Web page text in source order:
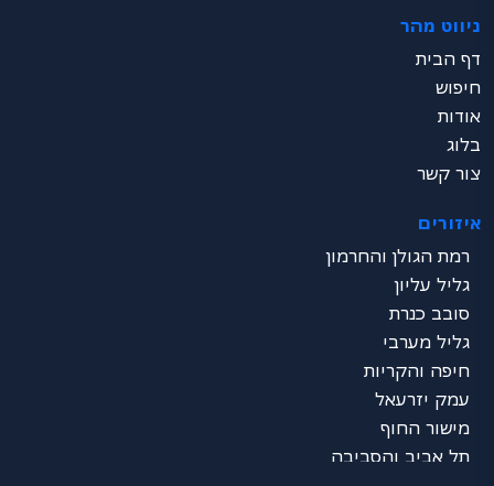
ניווט מהר
דף הבית
חיפוש
אודות
בלוג
צור קשר
איזורים
רמת הגולן והחרמון
גליל עליון
סובב כנרת
גליל מערבי
חיפה והקריות
עמק יזרעאל
מישור החוף
תל אביב והסביבה